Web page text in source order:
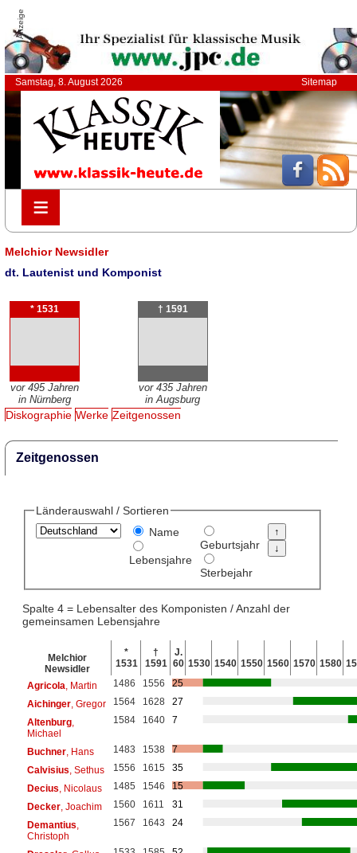
Anzeige
Samstag, 8. August 2026 Sitemap
≡
≡
Melchior Newsidler
dt. Lautenist und Komponist
* 1531
vor 495 Jahren
in Nürnberg
† 1591
vor 435 Jahren
in Augsburg
Diskographie Werke Zeitgenossen
Zeitgenossen
Länderauswahl / Sortieren
Name
Lebensjahre
Geburtsjahr
Sterbejahr
Spalte 4 = Lebensalter des Komponisten / Anzahl der
gemeinsamen Lebensjahre
Melchior
Newsidler
*
1531
†
1591
J.
60 1530 1540 1550 1560 1570 1580
Agricola , Martin 1486 1556
25
Aichinger, Gregor 1564 1628
27
Altenburg,
Michael
1584 1640 7
Buchner, Hans 1483 1538
7
Calvisius , Sethus 1556 1615
35
Decius , Nicolaus 1485 1546
15
Decker, Joachim 1560 1611
31
Demantius
Christoph
1567 1643 24